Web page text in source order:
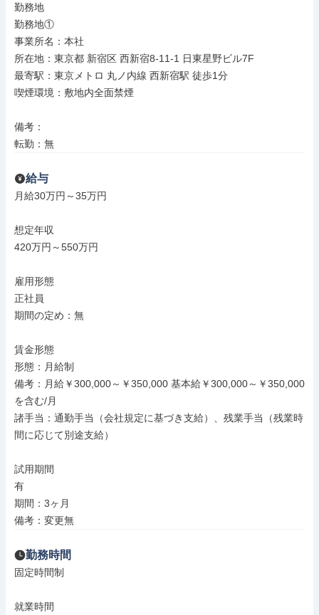
勤務地
勤務地①
事業所名：本社
所在地：東京都 新宿区 西新宿8-11-1 日東星野ビル7F
最寄駅：東京メトロ 丸ノ内線 西新宿駅 徒歩1分
喫煙環境：敷地内全面禁煙
備考：
転勤：無
給与
月給30万円～35万円
想定年収
420万円～550万円
雇用形態
正社員
期間の定め：無
賃金形態
形態：月給制
備考：月給￥300,000～￥350,000 基本給￥300,000～￥350,000
を含む/月
諸手当：通勤手当（会社規定に基づき支給）、残業手当（残業時
間に応じて別途支給）
試用期間
有
期間：3ヶ月
備考：変更無
勤務時間
固定時間制
就業時間